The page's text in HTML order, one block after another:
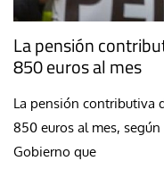
La pensión
850 euros al mes
La pensión contributiva
850 euros al mes,
Gobierno que